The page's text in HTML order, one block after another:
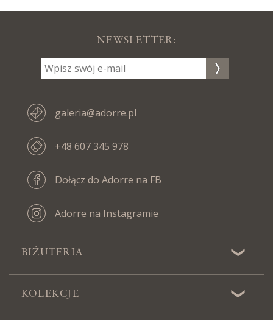
NEWSLETTER:
galeria@adorre.pl
+48 607 345 978
Dołącz do Adorre na FB
Adorre na Instagramie
BIŻUTERIA
KOLEKCJE